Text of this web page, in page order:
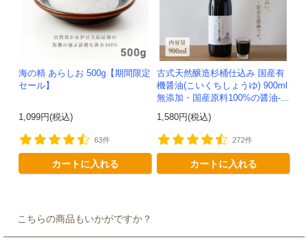
海の精 あらしお 500g【期間限定
セール】
1,099円(税込)
63件
カートに入れる
古式天然醸造杉桶仕込み 国産有
機醤油(こいくちしょうゆ) 900ml
無添加・国産原料100%の醤油-か
わしま屋-
1,580円(税込)
272件
カートに入れる
こちらの商品もいかがですか？